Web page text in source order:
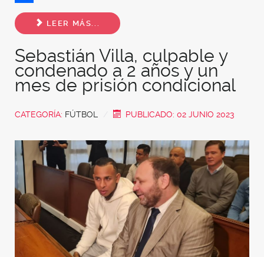
Share
LEER MÁS...
Sebastián Villa, culpable y
condenado a 2 años y un
mes de prisión condicional
CATEGORÍA: FÚTBOL PUBLICADO: 02 JUNIO 2023